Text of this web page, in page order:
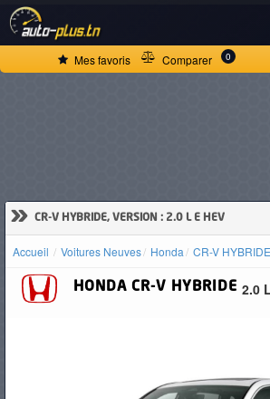
Mes favoris Comparer 0
» CR-V HYBRIDE, VERSION : 2.0 L E HEV
Accueil Voitures Neuves Honda CR-V HYBRIDE
HONDA CR-V HYBRIDE 2.0
ACCUEIL
D'OCCASION